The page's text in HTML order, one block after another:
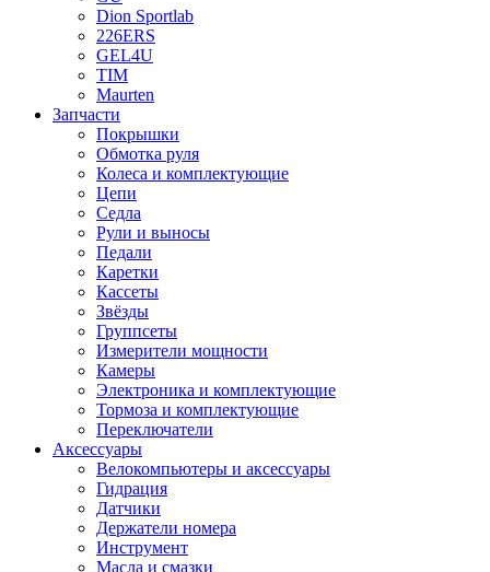
Dion Sportlab
226ERS
GEL4U
TIM
Maurten
Запчасти
Покрышки
Обмотка руля
Колеса и комплектующие
Цепи
Седла
Рули и выносы
Педали
Каретки
Кассеты
Звёзды
Группсеты
Измерители мощности
Камеры
Электроника и комплектующие
Тормоза и комплектующие
Переключатели
Аксессуары
Велокомпьютеры и аксессуары
Гидрация
Датчики
Держатели номера
Инструмент
Масла и смазки